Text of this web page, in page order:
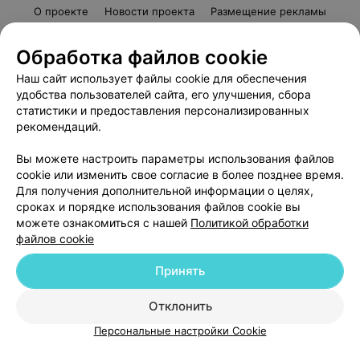
О проекте Новости проекта
Размещение рекламы
Пользовательское соглашение
Способы оплаты
Вакансии
Партнеры
Написать руководителю 103.by
Обработка персональных данных
© 2026 ООО «Артокс Лаб», УНП 191700409
| 220012, Республика Беларусь,
Служба поддержки +375 291212755
Обработка файлов cookie
Наш сайт использует файлы cookie для обеспечения
удобства пользователей сайта, его улучшения, сбора
статистики и предоставления персонализированных
рекомендаций.
Вы можете настроить параметры использования файлов
cookie или изменить свое согласие в более позднее время.
Для получения дополнительной информации о целях,
сроках и порядке использования файлов cookie вы
можете ознакомиться с нашей Политикой обработки
файлов cookie
Отклонить
Принять
Персональные настройки Cookie